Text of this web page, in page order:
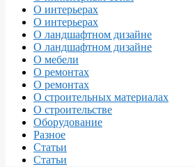
О интерьерах
О интерьерах
О ландшафтном дизайне
О ландшафтном дизайне
О мебели
О ремонтах
О ремонтах
О строительных материалах
О строительстве
Оборудование
Разное
Статьи
Статьи